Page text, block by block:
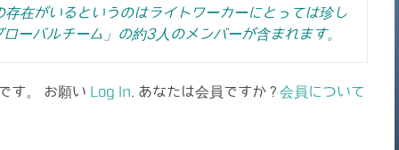
在がいるというのはライトワーカーにとっては珍し
ーバルチーム」の約3人のメンバーが含まれます。
す。 お願い Log In . あなたは会員ですか ? 会員について